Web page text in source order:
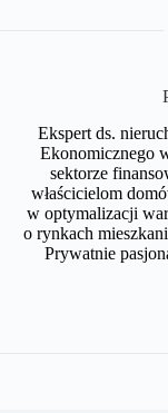
Ekspert ds.
Ekonomicznego
sektorze
właścicielom
w optymalizacji
o rynkach
Prywatnie